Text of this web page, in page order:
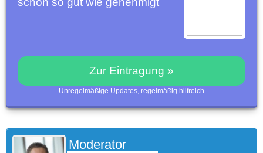
Zur Eintragung »
Unregelmäßige Updates, regelmäßig hilfreich
Moderator